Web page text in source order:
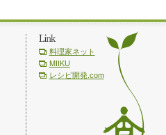
料理家ネット
MIIKU
レシピ開発.com